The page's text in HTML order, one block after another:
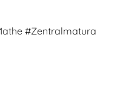
#Zentralmatura